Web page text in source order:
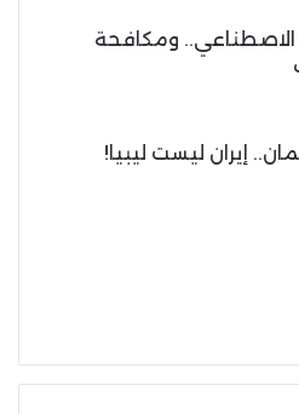
الاصطناعي.. ومكافحة
إيران ليست ليبيا!